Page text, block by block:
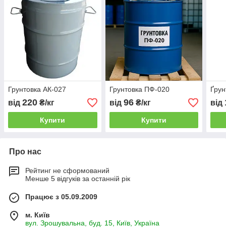
Грунтовка АК-027
від 220 ₴/кг
Купити
Грунтовка ПФ-020
від 96₴/кг
Купити
від
Про нас
Рейтинг не сформований
Менше 5 відгуків за останній рік
Працює з 05.09.2009
м. Київ
вул. Зрошувальна, буд. 15, Київ, Україна